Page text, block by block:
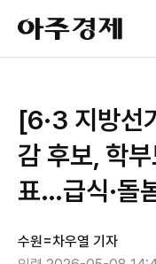
아
주
경
[6·3 지방선
감 후보, 학
표…급식·돌
수원=차우열 기자